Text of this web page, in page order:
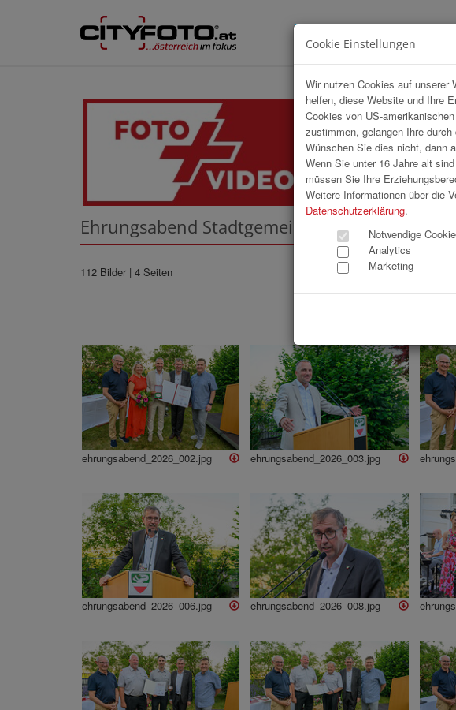
Ehrungsabend Stadtgemeinde Enns
112 Bilder | 4 Seiten
ehrungsabend_2026_002.jpg ehrungsabend_2026_003.jpg
ehrungsabend_2026_006.jpg ehrungsabend_2026_008.jpg
Cookie Einstellungen
Wir nutzen Cookies auf unserer
helfen, diese Website und Ihre
Cookies von US-
zustimmen, gelangen Ihre
Wünschen Sie dies nicht, dann
Wenn Sie unter 16 Jahre alt
müssen Sie Ihre
Weitere Informationen über die
Datenschutzerklärung.
Notwendige
Analytics
Marketing